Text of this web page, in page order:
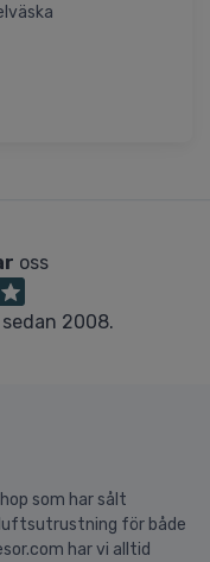
oss
sedan 2008.
som har sålt
för både
har vi alltid